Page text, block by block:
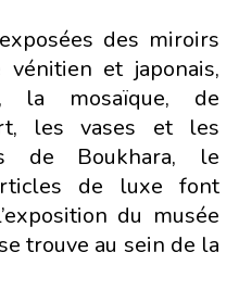
des miroirs
et japonais,
la mosaïque, de
les vases et les
de Boukhara, le
de luxe font
du musée
trouve au sein de la